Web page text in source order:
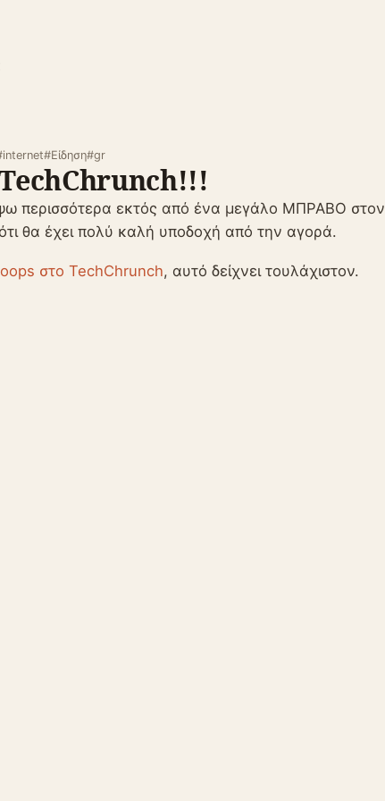
#Είδηση#gr
περισσότερα εκτός από ένα μεγάλο ΜΠΡΑΒΟ στον
ότι θα έχει πολύ καλή υποδοχή από την αγορά.
στο TechChrunch, αυτό δείχνει τουλάχιστον.